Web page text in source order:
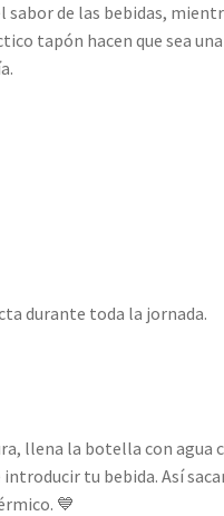
de las bebidas,
tapón hacen que sea una
durante toda la jornada.
llena la botella con agua
tu bebida. Así
💙